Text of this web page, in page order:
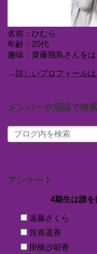
名前：ひむら
年齢：20代
趣味：齋藤飛鳥さんを
→詳しいプロフィール
メンバーや用語で検
アンケート
4期生は誰
遠藤さくら
賀喜遥香
掛橋沙耶香